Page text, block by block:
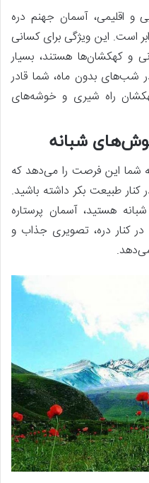
و اقلیمی، آسمان جهنم دره
است. این ویژگی برای کسانی
و کهکشان‌ها هستند، بسیار
شب‌های بدون ماه، شما قادر
راه شیری و خوشه‌های
شبانه
شما این فرصت را می‌دهد که
طبیعت بکر داشته باشید.
هستید، آسمان پرستاره
در کنار دره، تصویری جذاب و